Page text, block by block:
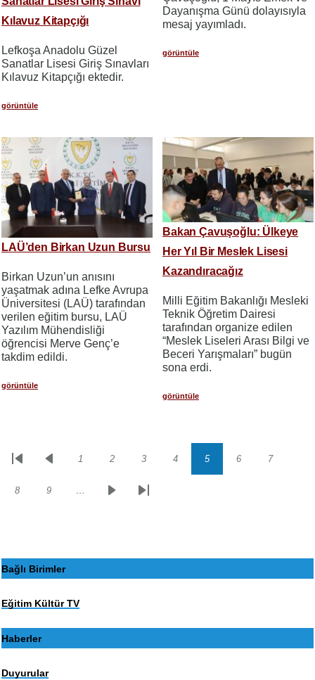
Kılavuz Kitapçığı
Lefkoşa Anadolu Güzel
Sanatlar Lisesi Giriş Sınavları
Kılavuz Kitapçığı ektedir.
görüntüle
Dayanışma Günü dolayısıyla
mesaj yayımladı.
görüntüle
LAÜ’den Birkan Uzun Bursu
Birkan Uzun’un anısını
yaşatmak adına Lefke Avrupa
Üniversitesi (LAÜ) tarafından
verilen eğitim bursu, LAÜ
Yazılım Mühendisliği
öğrencisi Merve Genç’e
takdim edildi.
görüntüle
Bakan Çavuşoğlu: Ülkeye
Her Yıl Bir Meslek Lisesi
Kazandıracağız
Milli Eğitim Bakanlığı Mesleki
Teknik Öğretim Dairesi
tarafından organize edilen
“Meslek Liseleri Arası Bilgi ve
Beceri Yarışmaları” bugün
sona erdi.
görüntüle
Sayfalama
İlk
Önceki
Sayfa
1 Sayfa
2 Sayfa
3 Sayfa
4 Sayfa
5 Sayfa
6 Sayfa
7
Sayfa
8 Sayfa
9 …
SonrakiSon
Bağlı Birimler
Eğitim Kültür TV
Haberler
Duyurular